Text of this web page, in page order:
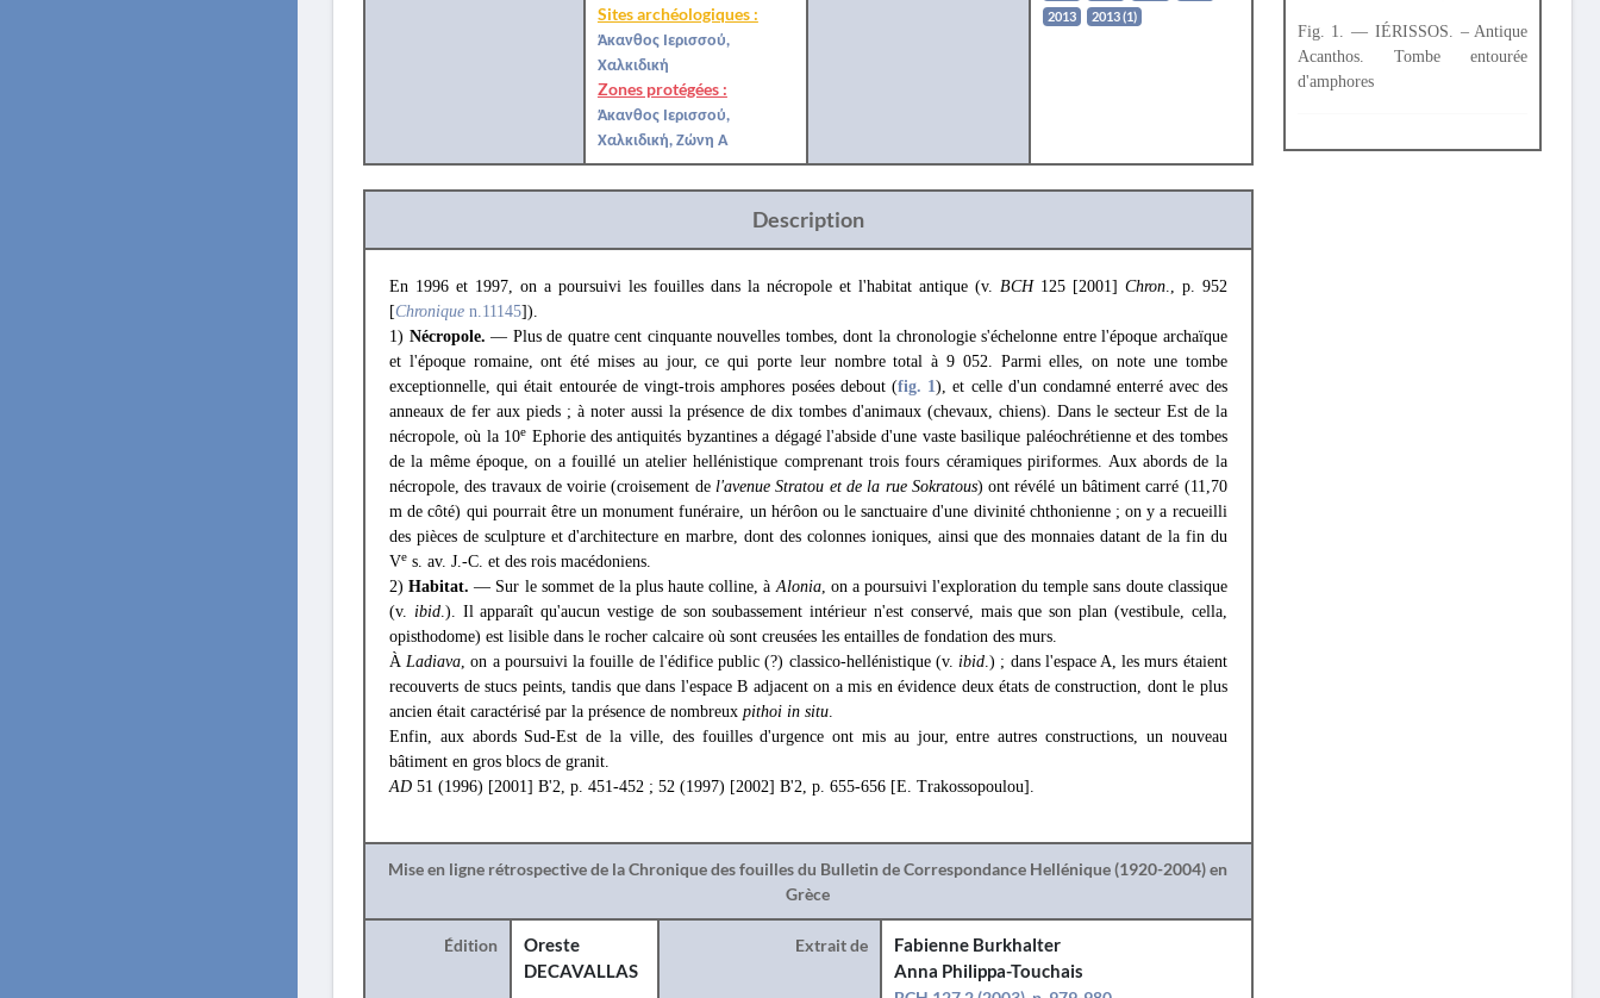
Sites archéologiques :
Άκανθος Ιερισσού,
Χαλκιδική
Zones protégées :
Άκανθος Ιερισσού,
Χαλκιδική, Ζώνη Α
2013
2013 (1)
Description
En 1996 et 1997, on a poursuivi les fouilles dans la nécropole et l'habitat antique (v. BCH125 [2001] Chron., p. 952
[Chronique n.11145]).
1) Nécropole. — Plus de quatre cent cinquante nouvelles tombes, dont la chronologie s'échelonne entre l'époque archaïque
et l'époque romaine, ont été mises au jour, ce qui porte leur nombre total à 9 052. Parmi elles, on note une tombe
exceptionnelle, qui était entourée de vingt-trois amphores posées debout (fig. 1), et celle d'un condamné enterré avec des
anneaux de fer aux pieds ; à noter aussi la présence de dix tombes d'animaux (chevaux, chiens). Dans le secteur Est de la
nécropole, où la 10e Ephorie des antiquités byzantines a dégagé l'abside d'une vaste basilique paléochrétienne et des tombes
de la même époque, on a fouillé un atelier hellénistique comprenant trois fours céramiques piriformes. Aux abords de la
nécropole, des travaux de voirie (croisement del'avenue Stratou et de la rue Sokratous) ont révélé un bâtiment carré (11,70
m de côté) qui pourrait être un monument funéraire, un hérôon ou le sanctuaire d'une divinité chthonienne ; on y a recueilli
des pièces de sculpture et d'architecture en marbre, dont des colonnes ioniques, ainsi que des monnaies datant de la fin du
Ve s. av. J.-C. et des rois macédoniens.
2)Habitat. — Sur le sommet de la plus haute colline, àAlonia, on a poursuivi l'exploration du temple sans doute classique
(v. ibid.). Il apparaît qu'aucun vestige de son soubassement intérieur n'est conservé, mais que son plan (vestibule, cella,
opisthodome) est lisible dans le rocher calcaire où sont creusées les entailles de fondation des murs.
ÀLadiava, on a poursuivi la fouille de l'édifice public (?) classico-hellénistique (v.ibid.) ; dans l'espace A, les murs étaient
recouverts de stucs peints, tandis que dans l'espace Β adjacent on a mis en évidence deux états de construction, dont le plus
ancien était caractérisé par la présence de nombreux pithoi in situ.
Enfin, aux abords Sud-Est de la ville, des fouilles d'urgence ont mis au jour, entre autres constructions, un nouveau
bâtiment en gros blocs de granit.
AD 51 (1996) [2001] B'2, p. 451-452 ; 52 (1997) [2002] B'2, p. 655-656 [E. Trakossopoulou].
Mise en ligne rétrospective de la Chronique des fouilles du Bulletin de Correspondance Hellénique (1920-2004) en
Grèce
Édition
Oreste
DECAVALLAS
Extrait de
Fabienne Burkhalter
Anna Philippa-Touchais
Fig. 1. — IÉRISSOS. – Antique
Acanthos. Tombe entourée
d'amphores